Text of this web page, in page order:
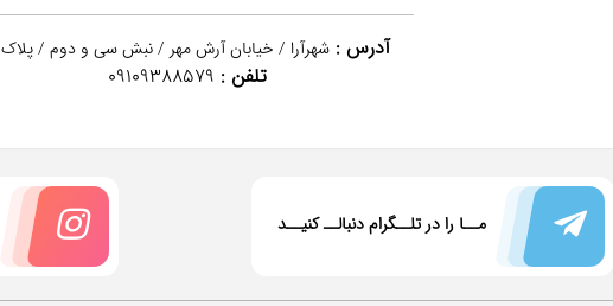
آدرس : شهرآرا / خیابان آرش مهر / نبش سی و دوم / پلاک 16
تلفن : 09109388579
مــا را در تلــگرام دنبالــ کنیــد